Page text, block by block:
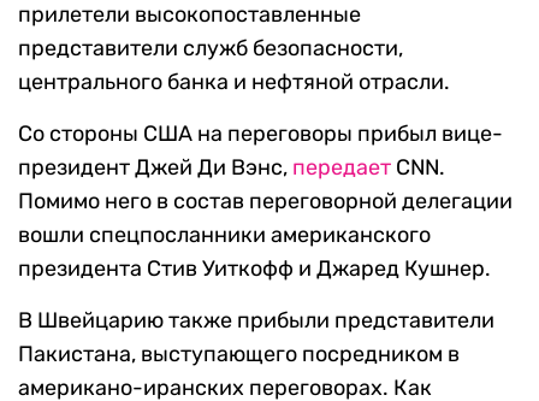
прилетели высокопоставленные
представители служб безопасности,
центрального банка и нефтяной отрасли.
Со стороны США на переговоры прибыл вице-
президент Джей Ди Вэнс, передает CNN.
Помимо него в состав переговорной делегации
вошли спецпосланники американского
президента Стив Уиткофф и Джаред Кушнер.
В Швейцарию также прибыли представители
Пакистана, выступающего посредником в
американо-иранских переговорах. Как